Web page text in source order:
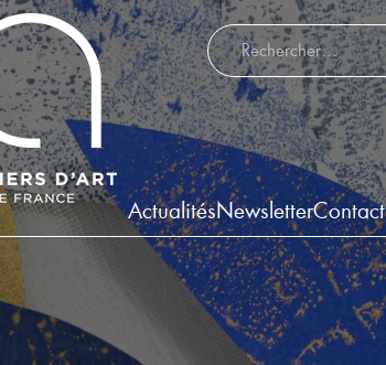
Rechercher :
ActualitésNewsletterContact